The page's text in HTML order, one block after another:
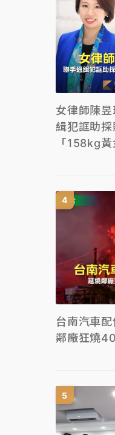
女律師陳
緝犯誆助
「158kg
台南汽車
鄰廠狂燒